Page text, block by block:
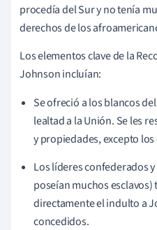
procedía del Sur y no tenía
derechos de los
Los elementos clave de la
Johnson incluían:
Se ofreció a los blancos
lealtad a la Unión. Se les
y propiedades, excepto los
Los líderes confederados
poseían muchos
directamente el indulto a
concedidos.